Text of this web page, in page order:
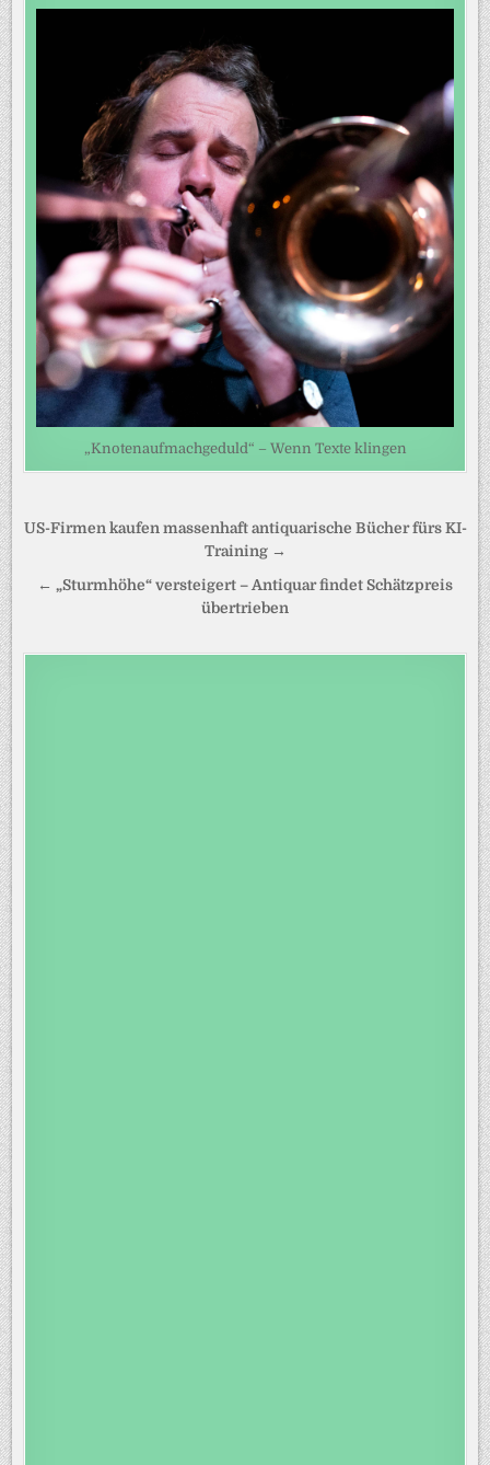
„Knotenaufmachgeduld“ – Wenn Texte klingen
Beitragsnavigation
US-Firmen kaufen massenhaft antiquarische Bücher fürs KI-
Training →
← „Sturmhöhe“ versteigert – Antiquar findet Schätzpreis
übertrieben